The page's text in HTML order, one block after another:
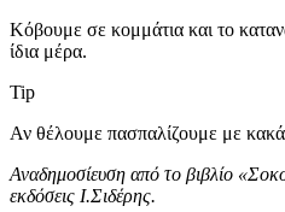
Κόβουμε σε κομμάτια και το
ίδια μέρα.
Tip
Αν θέλουμε πασπαλίζουμε με
Αναδημοσίευση από το βιβλίο
εκδόσεις Ι.Σιδέρης.